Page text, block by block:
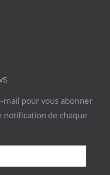
mail pour vous abonner
notification de chaque